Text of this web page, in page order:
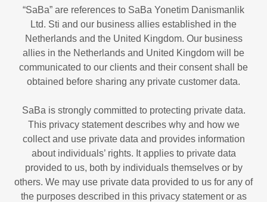
“SaBa” are references to SaBa Yonetim Danismanlik
Ltd. Sti and our business allies established in the
Netherlands and the United Kingdom. Our business
allies in the Netherlands and United Kingdom will be
communicated to our clients and their consent shall be
obtained before sharing any private customer data.
SaBa is strongly committed to protecting private data.
This privacy statement describes why and how we
collect and use private data and provides information
about individuals’ rights. It applies to private data
provided to us, both by individuals themselves or by
others. We may use private data provided to us for any of
the purposes described in this privacy statement or as